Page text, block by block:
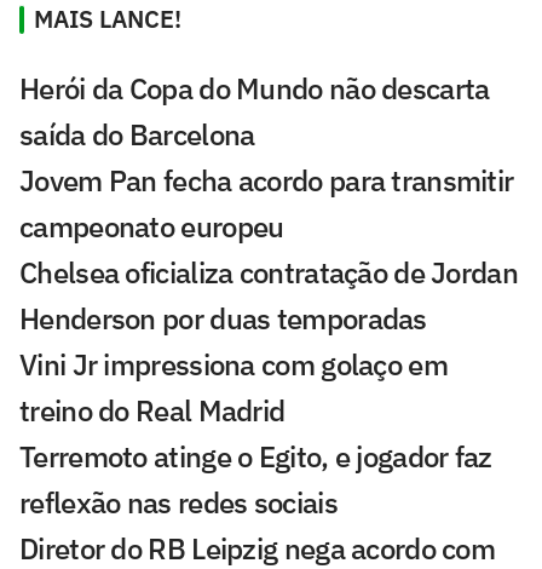
MAIS LANCE!
Herói da Copa do Mundo não descarta
saída do Barcelona
Jovem Pan fecha acordo para transmitir
campeonato europeu
Chelsea oficializa contratação de Jordan
Henderson por duas temporadas
Vini Jr impressiona com golaço em
treino do Real Madrid
Terremoto atinge o Egito, e jogador faz
reflexão nas redes sociais
Diretor do RB Leipzig nega acordo com